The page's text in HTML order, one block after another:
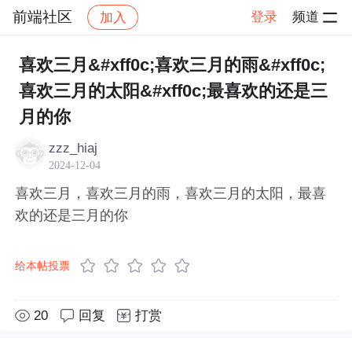
前端社区 加入 登录 频道
社区 前端社区 感慨 帖子详情
喜欢三月&#xff0c;喜欢三月的雨&#xff0c;
喜欢三月的太阳&#xff0c;最喜欢的还是三
月的你
zzz_hiaj
2024-12-04
喜欢三月，喜欢三月的雨，喜欢三月的太阳，最喜
欢的还是三月的你
给本帖投票
20 回复 打赏